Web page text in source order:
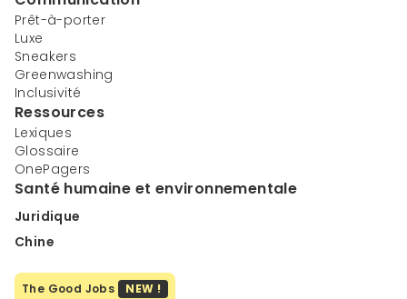
Prêt-à-porter
Luxe
Sneakers
Greenwashing
Inclusivité
Ressources
Lexiques
Glossaire
OnePagers
Santé humaine et environnementale
Juridique
Chine
The Good Jobs NEW !